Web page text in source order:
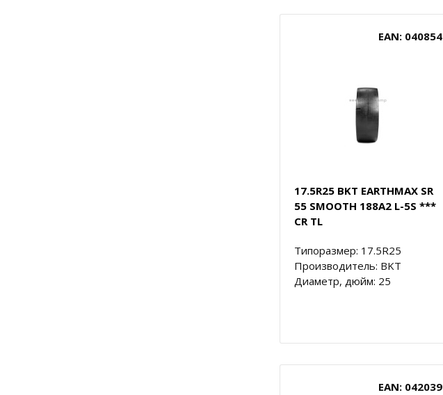
EAN: 040854
17.5R25 BKT EARTHMAX SR
55 SMOOTH 188A2 L-5S ***
CR TL
Типоразмер: 17.5R25
Производитель: BKT
Диаметр, дюйм: 25
EAN: 042039